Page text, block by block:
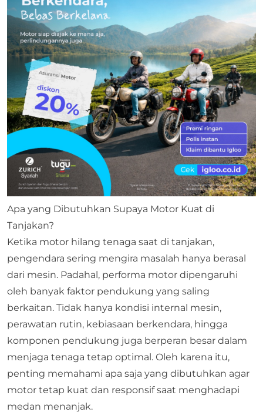
Apa yang Dibutuhkan Supaya Motor Kuat di
Tanjakan?
Ketika motor hilang tenaga saat di tanjakan,
pengendara sering mengira masalah hanya berasal
dari mesin. Padahal, performa motor dipengaruhi
oleh banyak faktor pendukung yang saling
berkaitan. Tidak hanya kondisi internal mesin,
perawatan rutin, kebiasaan berkendara, hingga
komponen pendukung juga berperan besar dalam
menjaga tenaga tetap optimal. Oleh karena itu,
penting memahami apa saja yang dibutuhkan agar
motor tetap kuat dan responsif saat menghadapi
medan menanjak.